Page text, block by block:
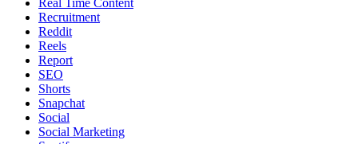
Real Time Content
Recruitment
Reddit
Reels
Report
SEO
Shorts
Snapchat
Social
Social Marketing